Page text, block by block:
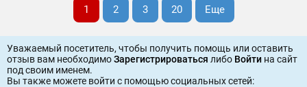
1 2 3 20 Еще
Уважаемый посетитель, чтобы получить помощь или оставить
отзыв вам необходимоЗарегистрироваться либо Войти на сайт
под своим именем.
Вы также можете войти c помощью социальных сетей: